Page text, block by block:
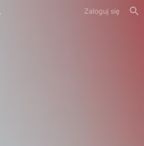
Zaloguj się